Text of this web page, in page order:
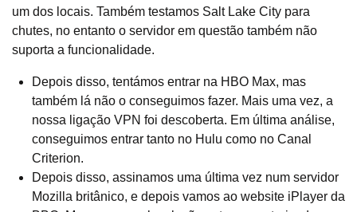
um dos locais. Também testamos Salt Lake City para
chutes, no entanto o servidor em questão também não
suporta a funcionalidade.
Depois disso, tentámos entrar na HBO Max, mas
também lá não o conseguimos fazer. Mais uma vez, a
nossa ligação VPN foi descoberta. Em última análise,
conseguimos entrar tanto no Hulu como no Canal
Criterion.
Depois disso, assinamos uma última vez num servidor
Mozilla britânico, e depois vamos ao website iPlayer da